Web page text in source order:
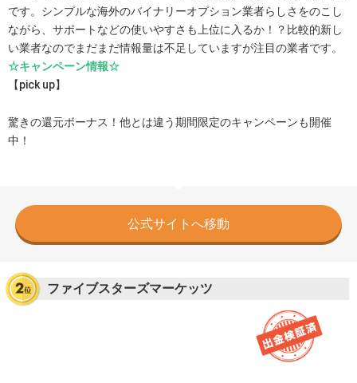
です。シンプルな海外のバイナリーオプション業者らしさをのこし
ながら、サポートなどの使いやすさも上位に入るか！？比較的新し
い業者なのでまだまだ情報量は不足していますが注目の業者です。
☆キャンペーン情報☆
【pick up】
驚きの還元ボーナス！他とは違う期間限定のキャンペーンも開催
中！
公式サイトへ移動
ファイブスターズマーケッツ